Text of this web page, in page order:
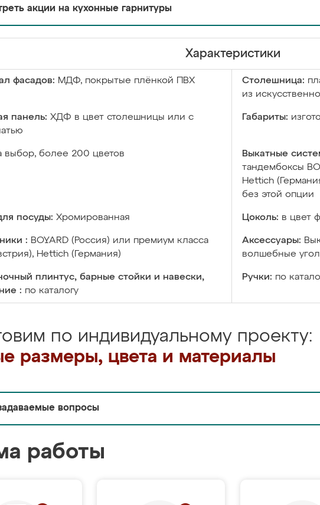
акции на кухонные гарнитуры
Характеристики
фасадов: МДФ, покрытые плёнкой ПВХ Столешница:
из
панель: ХДФ в цвет столешницы или с
Габариты:
выбор, более 200 цветов Выкатные
тандембоксы
Hettich
без этой опции
посуды: Хромированная Цоколь: в цвет
: BOYARD (Россия) или премиум класса
Hettich (Германия)
Аксессуары:
волшебные
плинтус, барные стойки и навески,
: по каталогу
Ручки: по
по индивидуальному проекту:
размеры, цвета и материалы
вопросы
работы